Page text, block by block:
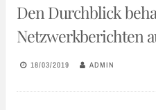
Den Durchblick
Netzwerkberichten
18/03/2019 ADMIN